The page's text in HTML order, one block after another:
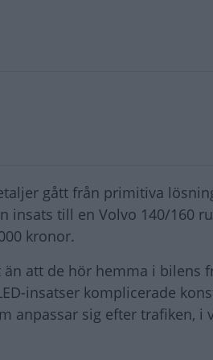
gått från primitiva
till en Volvo 140/160
kronor.
att de hör hemma i bilens
insatser komplicerade
anpassar sig efter trafiken, i